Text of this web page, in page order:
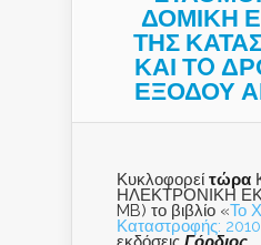
ΔΟΜΙΚΗ
ΤΗΣ
ΚΑΙ ΤO
ΕΞΟΔΟΥ
Κυκλοφορεί τώρα
ΗΛΕΚΤΡΟΝΙΚΗ
MB) το βιβλίο «Το
Καταστροφής:
εκδόσεις Γόρδιος